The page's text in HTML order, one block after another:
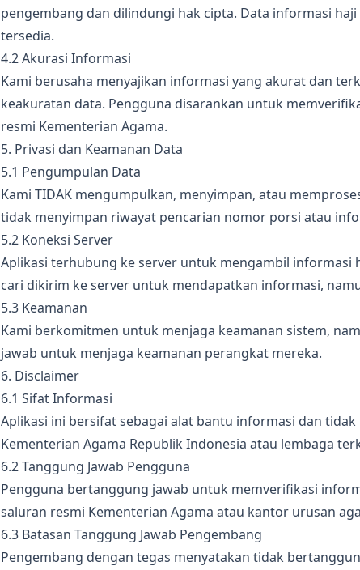
pengembang dan dilindungi hak cipta. Data informasi
tersedia.
4.2 Akurasi Informasi
Kami berusaha menyajikan informasi yang akurat dan
keakuratan data. Pengguna disarankan untuk
resmi Kementerian Agama.
5. Privasi dan Keamanan Data
5.1 Pengumpulan Data
Kami TIDAK mengumpulkan, menyimpan, atau
tidak menyimpan riwayat pencarian nomor porsi atau
5.2 Koneksi Server
Aplikasi terhubung ke server untuk mengambil informasi
cari dikirim ke server untuk mendapatkan informasi,
5.3 Keamanan
Kami berkomitmen untuk menjaga keamanan sistem,
jawab untuk menjaga keamanan perangkat mereka.
6. Disclaimer
6.1 Sifat Informasi
Aplikasi ini bersifat sebagai alat bantu informasi dan
Kementerian Agama Republik Indonesia atau lembaga
6.2 Tanggung Jawab Pengguna
Pengguna bertanggung jawab untuk memverifikasi
saluran resmi Kementerian Agama atau kantor urusan
6.3 Batasan Tanggung Jawab Pengembang
Pengembang dengan tegas menyatakan tidak